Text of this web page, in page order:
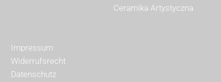
Ceramika Artystyczna
Impressum
Widerrufsrecht
Datenschutz